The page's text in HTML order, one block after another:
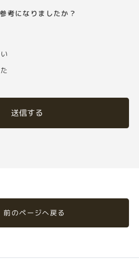
考になりましたか？
送信する
前のページへ戻る